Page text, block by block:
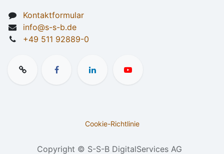
Kontaktformular
info@s-s-b.de
+49 511 92889-0
Cookie-Richtlinie
Copyright © S-S-B DigitalServices AG